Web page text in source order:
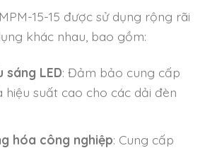
15-15 được sử dụng rộng rãi
khác nhau, bao gồm:
sáng LED: Đảm bảo cung cấp
hiệu suất cao cho các dải đèn
hóa công nghiệp: Cung cấp